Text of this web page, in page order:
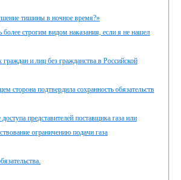
тишины в ночное время?»
строгим видом наказания, если я не нашел
и лиц без гражданства в Российской
сторона подтвердила сохранность обязательств
представителей поставщика газа или
ограничению подачи газа